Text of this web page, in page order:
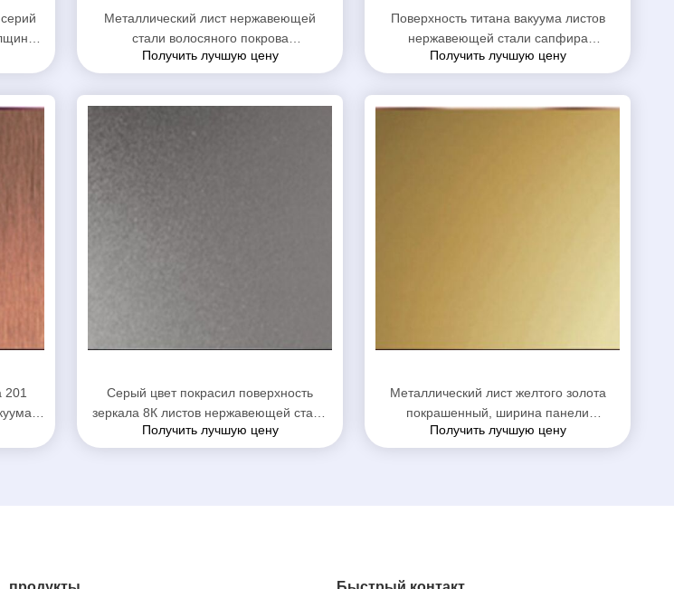
Металлический лист нержавеющей
стали волосяного покрова
поверхностный декоративный толщина
0.4мм до 1.5мм
Получить лучшую цену
Поверхность титана вакуума листов
нержавеющей стали сапфира
покрашенная синью
Получить лучшую цену
201
Серый цвет покрасил поверхность
зеркала 8К листов нержавеющей стали
Титанюм покрывая
Получить лучшую цену
Металлический лист желтого золота
покрашенный, ширина панели
нержавеющей стали 600 до 1500мм
декоративные
Получить лучшую цену